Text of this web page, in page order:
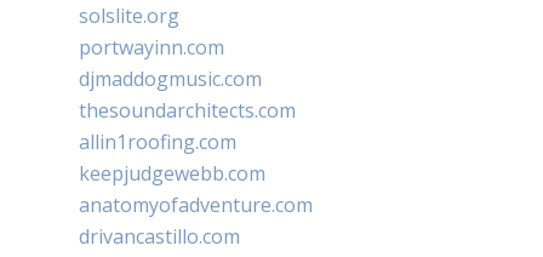
solslite.org
portwayinn.com
djmaddogmusic.com
thesoundarchitects.com
allin1roofing.com
keepjudgewebb.com
anatomyofadventure.com
drivancastillo.com